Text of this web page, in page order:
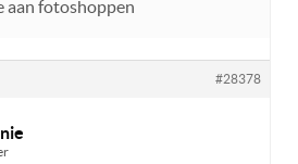
aan fotoshoppen
#28378